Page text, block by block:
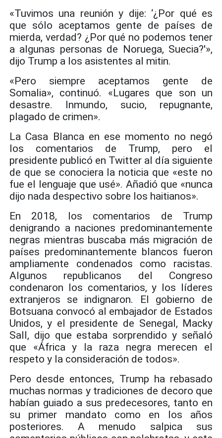
«Tuvimos una reunión y dije: ‘¿Por qué es
que sólo aceptamos gente de países de
mierda, verdad? ¿Por qué no podemos tener
a algunas personas de Noruega, Suecia?'»,
dijo Trump a los asistentes al mitin.
«Pero siempre aceptamos gente de
Somalia», continuó. «Lugares que son un
desastre. Inmundo, sucio, repugnante,
plagado de crimen».
La Casa Blanca en ese momento no negó
los comentarios de Trump, pero el
presidente publicó en Twitter al día siguiente
de que se conociera la noticia que «este no
fue el lenguaje que usé». Añadió que «nunca
dijo nada despectivo sobre los haitianos».
En 2018, los comentarios de Trump
denigrando a naciones predominantemente
negras mientras buscaba más migración de
países predominantemente blancos fueron
ampliamente condenados como racistas.
Algunos republicanos del Congreso
condenaron los comentarios, y los líderes
extranjeros se indignaron. El gobierno de
Botsuana convocó al embajador de Estados
Unidos, y el presidente de Senegal, Macky
Sall, dijo que estaba sorprendido y señaló
que «África y la raza negra merecen el
respeto y la consideración de todos».
Pero desde entonces, Trump ha rebasado
muchas normas y tradiciones de decoro que
habían guiado a sus predecesores, tanto en
su primer mandato como en los años
posteriores. A menudo salpica sus